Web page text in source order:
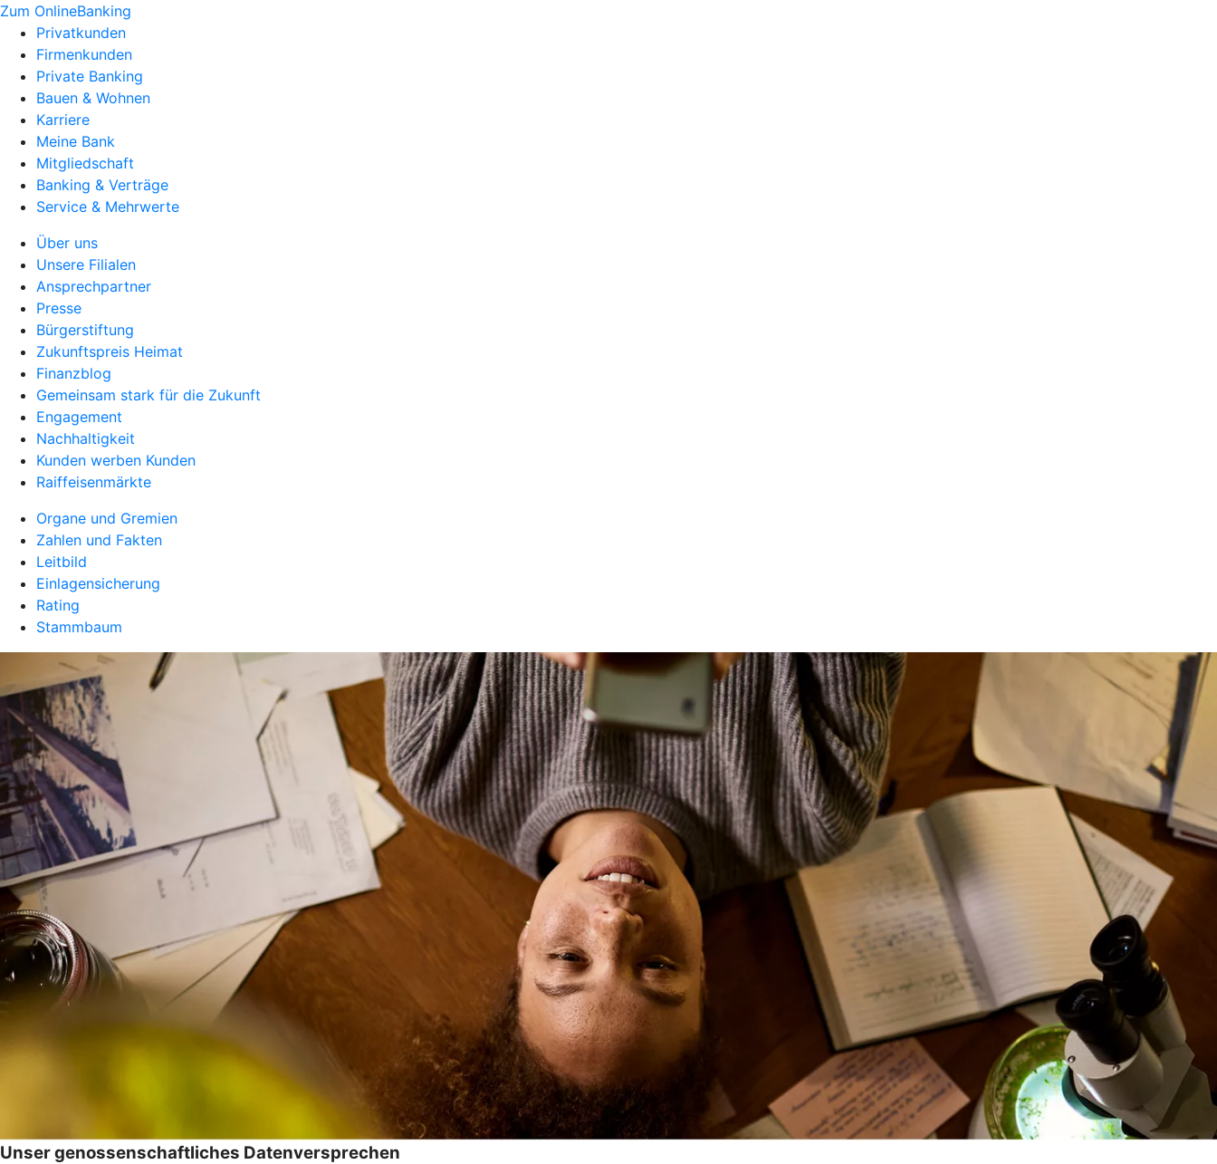
Zum OnlineBanking
Privatkunden
Firmenkunden
Private Banking
Bauen & Wohnen
Karriere
Meine Bank
Mitgliedschaft
Banking & Verträge
Service & Mehrwerte
Über uns
Unsere Filialen
Ansprechpartner
Presse
Bürgerstiftung
Zukunftspreis Heimat
Finanzblog
Gemeinsam stark für die Zukunft
Engagement
Nachhaltigkeit
Kunden werben Kunden
Raiffeisenmärkte
Organe und Gremien
Zahlen und Fakten
Leitbild
Einlagensicherung
Rating
Stammbaum
Unser genossenschaftliches Datenversprechen